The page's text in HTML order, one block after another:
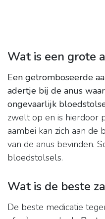
Wat is een grote
Een getromboseerde
adertje bij de anus
ongevaarlijk
zwelt op en is hierdoor
aambei kan zich aan de
van de anus bevinden.
bloedstolsels.
Wat is de beste
De beste medicatie